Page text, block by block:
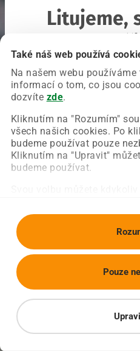
Také náš web používá
Na našem webu používáme
informací o tom, co jsou
dozvíte zde.
Kliknutím na "Rozumím"
všech našich cookies. Po
budeme používat pouze
Kliknutím na "Upravit"
budeme používat.
Pouze
Litujeme,
Chyba nastala na naší
Zkuste prosím znovu
Obnovit stránku